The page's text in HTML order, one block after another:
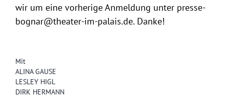
Mit
ALINA GAUSE
LESLEY HIGL
DIRK HERMANN
wir um eine vorherige Anmeldung unter presse-
bognar@theater-im-palais.de. Danke!